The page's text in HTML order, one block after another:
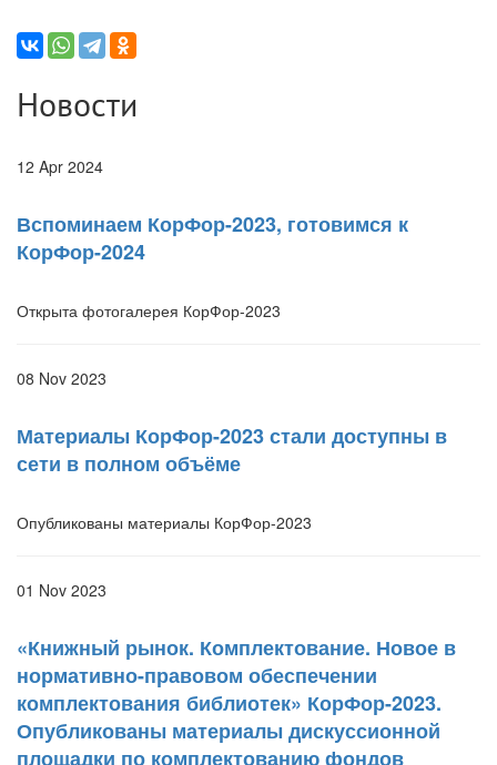
Новости
12 Apr 2024
Вспоминаем КорФор-2023, готовимся к
КорФор-2024
Открыта фотогалерея КорФор-2023
08 Nov 2023
Материалы КорФор-2023 стали доступны в
сети в полном объёме
Опубликованы материалы КорФор-2023
01 Nov 2023
«Книжный рынок. Комплектование. Новое в
нормативно-правовом обеспечении
комплектования библиотек» КорФор-2023.
Опубликованы материалы дискуссионной
площадки по комплектованию фондов